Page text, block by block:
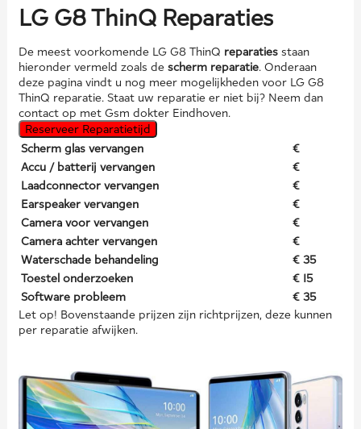
LG G8 ThinQ Reparaties
De meest voorkomende LG G8 ThinQ reparatiesstaan
hieronder vermeld zoals de scherm reparatie. Onderaan
deze pagina vindt u nog meer mogelijkheden voor LG G8
ThinQ reparatie. Staat uw reparatie er niet bij? Neem dan
contact op met Gsm dokter Eindhoven.
Reserveer Reparatietijd
Scherm glas vervangen
€
Accu / batterij vervangen
€
Laadconnector vervangen
€
Earspeaker vervangen
€
Camera voor vervangen
€
Camera achter vervangen
€
Waterschade behandeling
€ 35
Toestel onderzoeken
€ 15
Software probleem
€ 35
Let op! Bovenstaande prijzen zijn richtprijzen, deze kunnen
per reparatie afwijken.